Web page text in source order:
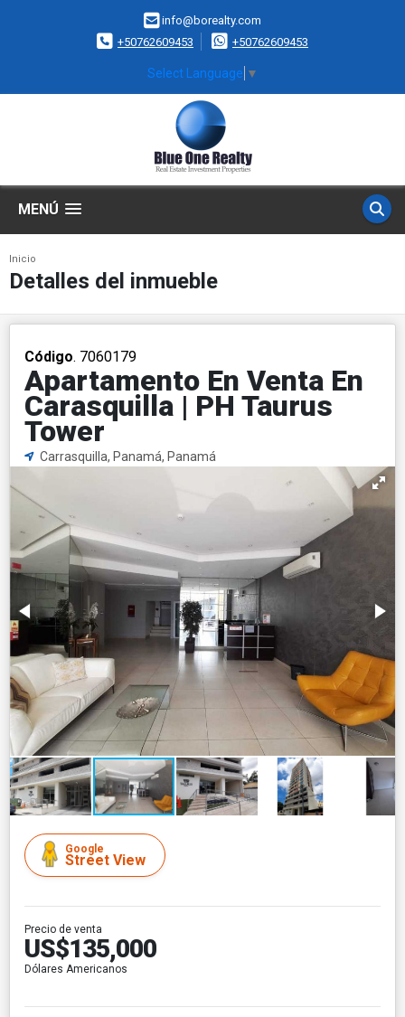
info@borealty.com
+50762609453
+50762609453
Select Language ▼
MENÚ
Inicio
Detalles del inmueble
Código. 7060179
Apartamento En Venta En
Carasquilla | PH Taurus
Tower
Carrasquilla, Panamá, Panamá
Google
Street View
Precio de venta
US$135,000
Dólares Americanos